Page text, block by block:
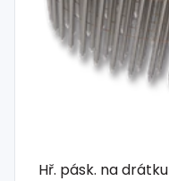
Hř. pásk. na drátku